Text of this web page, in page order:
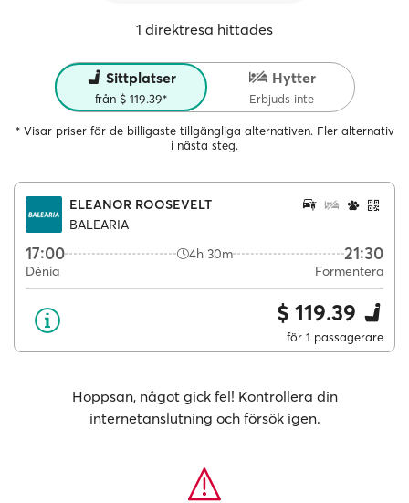
1 direktresa hittades
Sittplatser
från $ 119.39*
Hytter
Erbjuds inte
* Visar priser för de billigaste tillgängliga alternativen. Fler alternativ
i nästa steg.
ELEANOR ROOSEVELT
BALEARIA
17:00 4h 30m 21:30
Dénia Formentera
$ 119.39
för 1 passagerare
Hoppsan, något gick fel! Kontrollera din
internetanslutning och försök igen.